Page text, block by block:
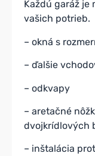
Každú garáž je
vašich potrieb.
– okná s
– ďalšie
– odkvapy
– aretačné
dvojkrídlových
– inštalácia